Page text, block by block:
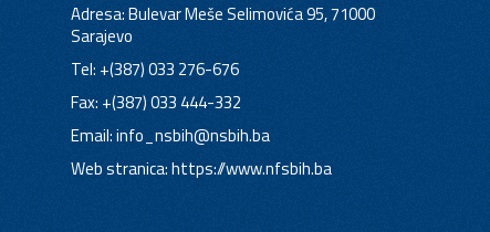
Adresa: Bulevar Meše Selimovića 95, 71000
Sarajevo
Tel: +(387) 033 276-676
Fax: +(387) 033 444-332
Email:info_nsbih@nsbih.ba
Web stranica: https://www.nfsbih.ba